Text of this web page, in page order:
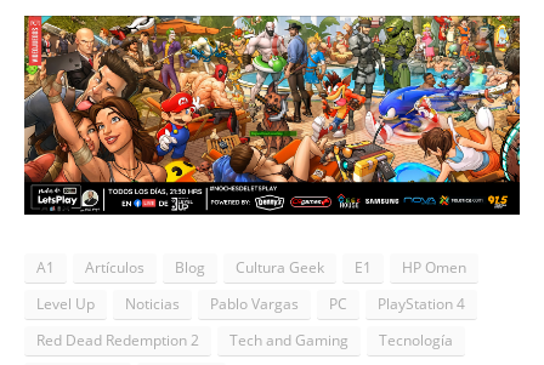
A1 Artículos Blog Cultura Geek E1
HP Omen
Level Up
Noticias Pablo Vargas PC
PlayStation 4
Red Dead Redemption 2
Tech and Gaming
Tecnología